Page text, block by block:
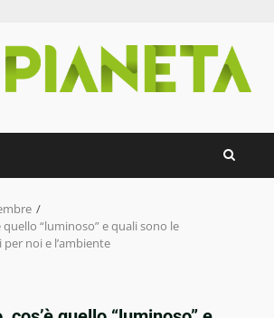
“luminoso” e quali sono le
noi e l’ambiente